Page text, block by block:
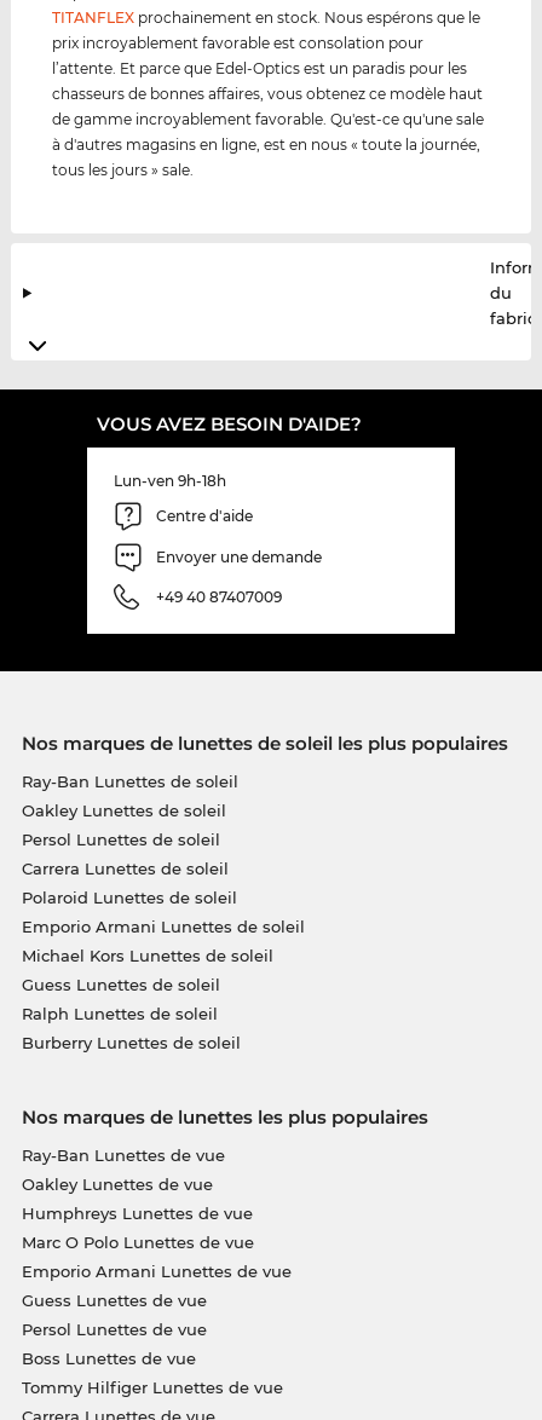
TITANFLEX prochainement en stock. Nous espérons que le
prix incroyablement favorable est consolation pour
l’attente. Et parce que Edel-Optics est un paradis pour les
chasseurs de bonnes affaires, vous obtenez ce modèle haut
de gamme incroyablement favorable. Qu'est-ce qu'une sale
à d'autres magasins en ligne, est en nous « toute la journée,
tous les jours » sale.
du
VOUS AVEZ BESOIN D'AIDE?
Lun-ven 9h-18h
Centre d'aide
Envoyer une demande
+49 40 87407009
Nos marques de lunettes de soleil les plus populaires
Ray-Ban Lunettes de soleil
Oakley Lunettes de soleil
Persol Lunettes de soleil
Carrera Lunettes de soleil
Polaroid Lunettes de soleil
Emporio Armani Lunettes de soleil
Michael Kors Lunettes de soleil
Guess Lunettes de soleil
Ralph Lunettes de soleil
Burberry Lunettes de soleil
Nos marques de lunettes les plus populaires
Ray-Ban Lunettes de vue
Oakley Lunettes de vue
Humphreys Lunettes de vue
Marc O Polo Lunettes de vue
Emporio Armani Lunettes de vue
Guess Lunettes de vue
Persol Lunettes de vue
Boss Lunettes de vue
Tommy Hilfiger Lunettes de vue